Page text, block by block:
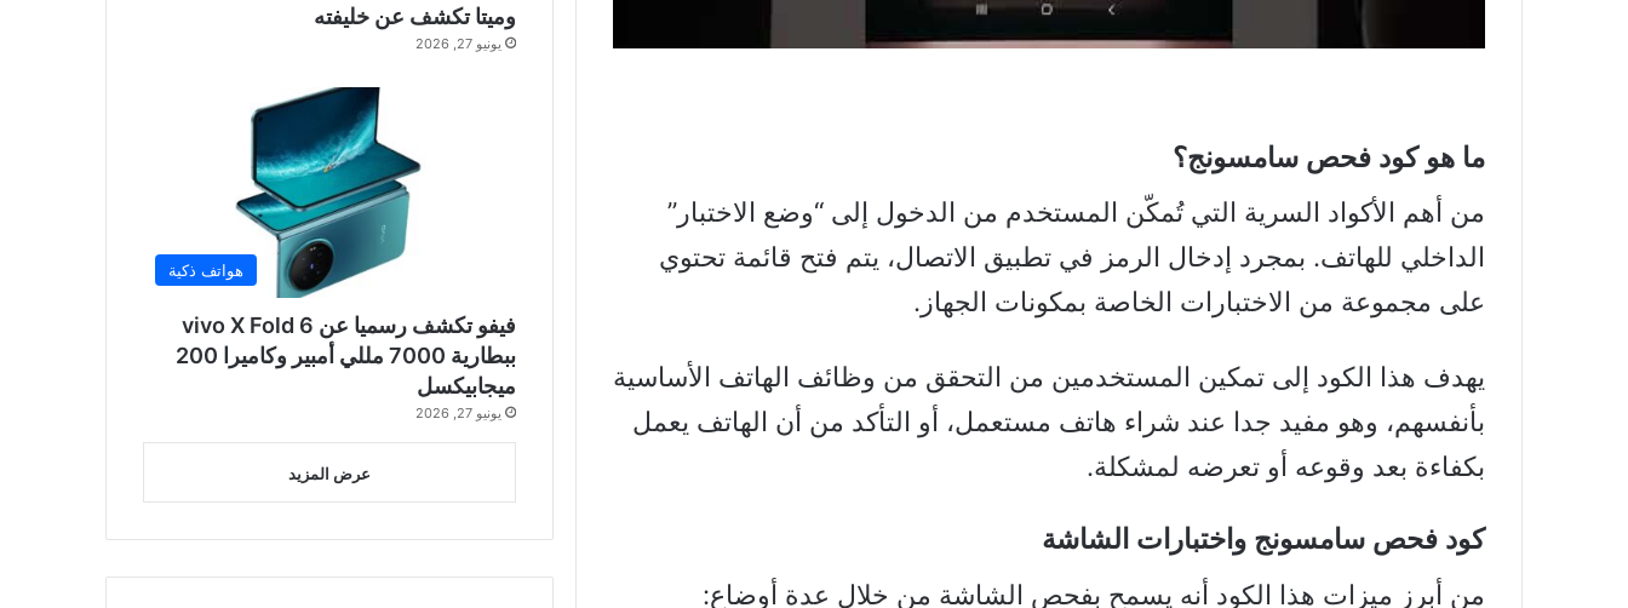
ما هو كود فحص سامسونج؟
من أهم الأكواد السرية التي تُمكّن المستخدم من الدخول إلى “وضع الاختبار”
الداخلي للهاتف. بمجرد إدخال الرمز في تطبيق الاتصال، يتم فتح قائمة تحتوي
على مجموعة من الاختبارات الخاصة بمكونات الجهاز.
يهدف هذا الكود إلى تمكين المستخدمين من التحقق من وظائف الهاتف الأساسية
بأنفسهم، وهو مفيد جدا عند شراء هاتف مستعمل، أو التأكد من أن الهاتف يعمل
بكفاءة بعد وقوعه أو تعرضه لمشكلة.
كود فحص سامسونج واختبارات الشاشة
من أبرز ميزات هذا الكود أنه يسمح بفحص الشاشة من خلال عدة أوضاع:
وميتا تكشف عن خليفته
يونيو 27, 2026
هواتف ذكية
فيفو تكشف رسميا عن vivo X Fold 6
ببطارية 7000 مللي أمبير وكاميرا 200
ميجابيكسل
يونيو 27, 2026
عرض المزيد